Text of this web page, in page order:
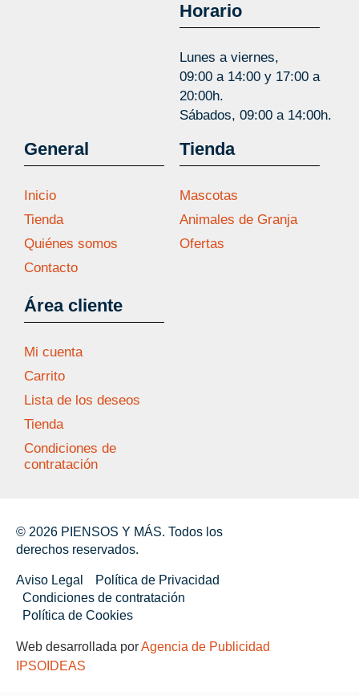
Horario
Lunes a viernes,
09:00 a 14:00 y 17:00 a
20:00h.
Sábados, 09:00 a 14:00h.
General
Inicio
Tienda
Quiénes somos
Contacto
Área cliente
Mi cuenta
Carrito
Lista de los deseos
Tienda
Condiciones de
contratación
Tienda
Mascotas
Animales de Granja
Ofertas
© 2026 PIENSOS Y MÁS. Todos los
derechos reservados.
Aviso Legal
Política de Privacidad
Condiciones de contratación
Política de Cookies
Web desarrollada porAgencia de Publicidad
IPSOIDEAS